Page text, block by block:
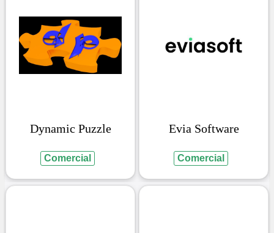
Dynamic Puzzle
Comercial
Evia Software
Comercial